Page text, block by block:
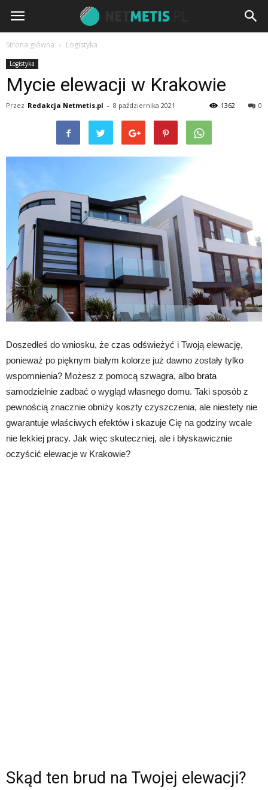
Strona główna Logistyka
Logistyka
Mycie elewacji w Krakowie
Przez Redakcja Netmetis.pl - 8 października 2021 0
1362
Doszedłeś do wniosku, że czas odświeżyć i Twoją elewację,
ponieważ po pięknym białym kolorze już dawno zostały tylko
wspomnienia? Możesz z pomocą szwagra, albo brata
samodzielnie zadbać o wygląd własnego domu. Taki sposób z
pewnością znacznie obniży koszty czyszczenia, ale niestety nie
gwarantuje właściwych efektów i skazuje Cię na godziny wcale
nie lekkiej pracy. Jak więc skuteczniej, ale i błyskawicznie
oczyścić elewacje w Krakowie?
Skąd ten brud na Twojej elewacji?